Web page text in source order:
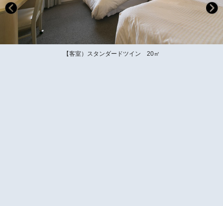
【客室）スタンダードツイン 20㎡